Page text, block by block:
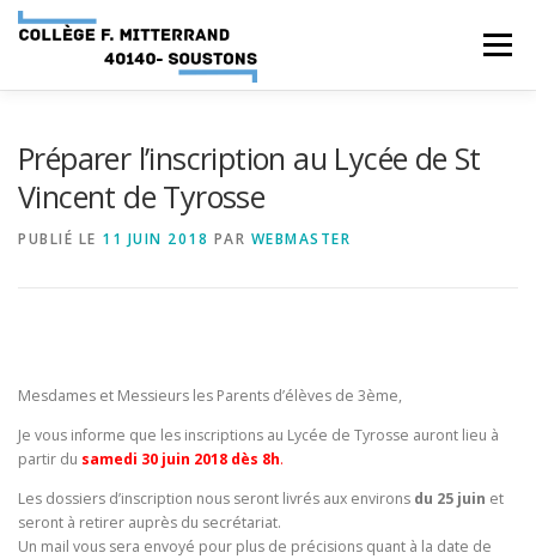
Aller
Menu
Préparer l’inscription au Lycée de St
Vincent de Tyrosse
PUBLIÉ LE 11 JUIN 2018 PAR WEBMASTER
Mesdames et Messieurs les Parents d’élèves de 3ème,
Je vous informe que les inscriptions au Lycée de Tyrosse auront lieu à
partir du samedi 30 juin 2018 dès 8h.
Les dossiers d’inscription nous seront livrés aux environs du 25 juin et
seront à retirer auprès du secrétariat.
Un mail vous sera envoyé pour plus de précisions quant à la date de